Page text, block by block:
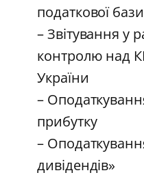
податкової
– Звітування у
контролю над
України
–
прибутку
–
дивідендів»